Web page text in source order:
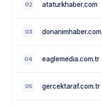
02 ataturkhaber.com
03 donanimhaber.com
04 eaglemedia.com.tr
05 gercektaraf.com.tr